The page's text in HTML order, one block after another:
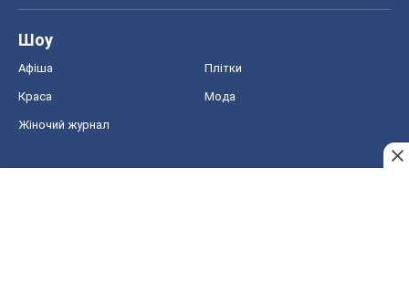
Шоу
Афіша Плітки
Краса Мода
Жіночий журнал